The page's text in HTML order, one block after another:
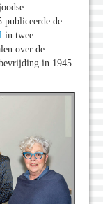
publiceerde de
in twee
over de
in 1945.